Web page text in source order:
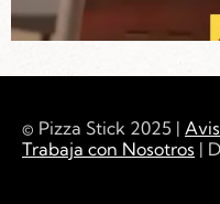
© Pizza Stick 2025 |
Trabaja con Nosotros |